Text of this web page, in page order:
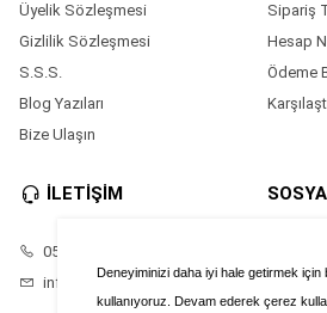
Deneyiminizi daha iyi hale getirmek
kullanıyoruz. Devam ederek çerez
Üyelik Sözleşmesi
Gizlilik Sözleşmesi
S.S.S.
Blog Yazıları
Bize Ulaşın
Sipariş
Hesap
Ödeme
İLETİŞİM
05528686874
info@saatimonline.com